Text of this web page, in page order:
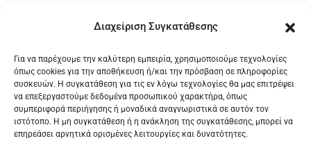
Διαχείριση Συγκατάθεσης
Για να παρέχουμε την καλύτερη εμπειρία, χρησιμοποιούμε τεχνολογίες
όπως cookies για την αποθήκευση ή/και την πρόσβαση σε πληροφορίες
συσκευών. Η συγκατάθεση για τις εν λόγω τεχνολογίες θα μας επιτρέψει
να επεξεργαστούμε δεδομένα προσωπικού χαρακτήρα, όπως
συμπεριφορά περιήγησης ή μοναδικά αναγνωριστικά σε αυτόν τον
ιστότοπο. Η μη συγκατάθεση ή η ανάκληση της συγκατάθεσης, μπορεί να
επηρεάσει αρνητικά ορισμένες λειτουργίες και δυνατότητες.
UNION OF HELLENIC CHAMBERS OF COMMERCE /
C.S. G.E.MI.
TERMS OF USE AND PRIVACY POLICY
© Powered by Knowledge AE